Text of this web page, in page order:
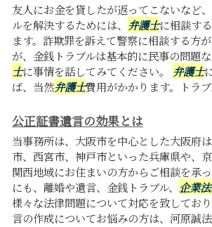
友人にお金を貸したが返ってこないなど
ルを解決するためには、 弁護士に相談す
ます。詐欺罪を訴えて警察に相談する方
が、金銭トラブルは基本的に民事の問題
士に事情を話してみてください。 弁護士
ば、当然弁護士費用がかかります。トラ
公正証書遺言の効果とは
当事務所は、大阪市を中心とした大阪府
市、西宮市、神戸市といった兵庫県や、京
関西地域にお住まいの方からご相談を承
にも、離婚や遺言、金銭トラブル、 企業
様々な法律問題について対応を致してお
言の作成についてお悩みの方は、河原誠